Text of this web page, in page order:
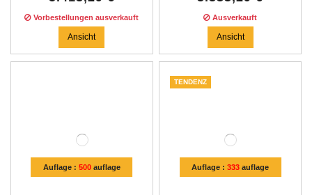
Vorbestellungen ausverkauft
Ansicht
Ausverkauft
Ansicht
Auflage : 500auflage Auflage :333 auflage
TENDENZ